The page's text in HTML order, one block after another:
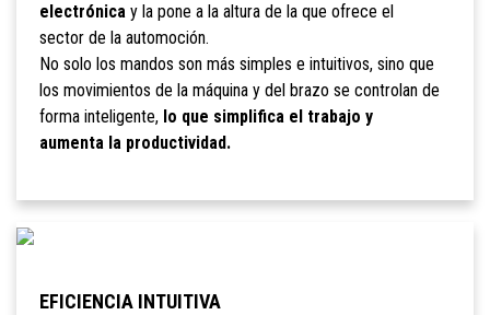
electrónicay la pone a la altura de la que ofrece el
sector de la automoción.
No solo los mandos son más simples e intuitivos, sino que
los movimientos de la máquina y del brazo se controlan de
forma inteligente, lo que simplifica el trabajo y
aumenta la productividad.
EFICIENCIA INTUITIVA